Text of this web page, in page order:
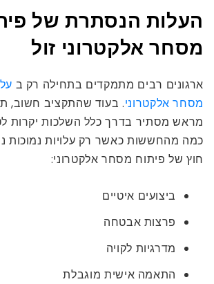
העלות הנסתרת של
מסחר אלקטרוני זול
ארגונים רבים מתמקדים בתחילה רק ב
מסחר אלקטרוני. בעוד שהתקציב חשוב,
מראש מסתיר בדרך כלל השלכות יקרות
כמה מהחששות כאשר רק עלויות נמוכות
חוץ של פיתוח מסחר אלקטרוני:
ביצועים איטיים
פרצות אבטחה
מדרגיות לקויה
התאמה אישית מוגבלת